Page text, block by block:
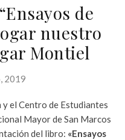
de
nuestro
Montiel
2019
el Centro de Estudiantes
Mayor de San Marcos
del libro: «Ensayos